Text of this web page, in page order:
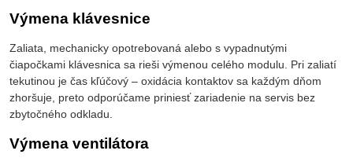
Výmena klávesnice
Zaliata, mechanicky opotrebovaná alebo s vypadnutými
čiapočkami klávesnica sa rieši výmenou celého modulu. Pri zaliatí
tekutinou je čas kľúčový – oxidácia kontaktov sa každým dňom
zhoršuje, preto odporúčame priniesť zariadenie na servis bez
zbytočného odkladu.
Výmena ventilátora